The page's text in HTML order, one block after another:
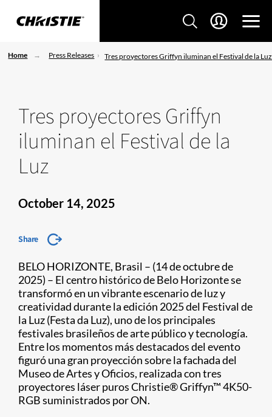
Home Press Releases Tres proyectores Griffyn iluminan el Festival de la Luz
Tres proyectores Griffyn
iluminan el Festival de la
Luz
October 14, 2025
Share
BELO HORIZONTE, Brasil – (14 de octubre de
2025) – El centro histórico de Belo Horizonte se
transformó en un vibrante escenario de luz y
creatividad durante la edición 2025 del Festival de
la Luz (Festa da Luz), uno de los principales
festivales brasileños de arte público y tecnología.
Entre los momentos más destacados del evento
figuró una gran proyección sobre la fachada del
Museo de Artes y Oficios, realizada con tres
proyectores láser puros Christie® Griffyn™ 4K50-
RGB suministrados por ON.